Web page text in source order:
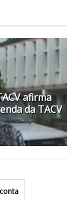
afirma
da TACV